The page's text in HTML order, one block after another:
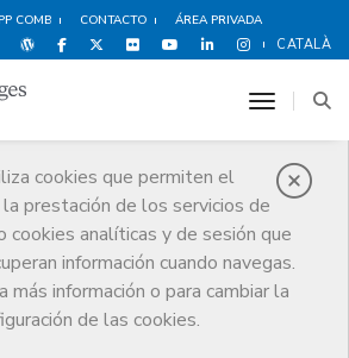
COMB CONTACTO ÁREA PRIVADA
CATALÀ
cookies que permiten el
prestación de los servicios de
cookies analíticas y de sesión que
información cuando navegas.
más información o para cambiar la
de las cookies.
toggle
Guardonat Edició 2007